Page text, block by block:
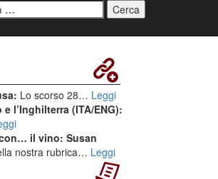
Lo scorso 28… Leggi
l’Inghilterra (ITA/ENG):
con… il vino: Susan
nostra rubrica… Leggi